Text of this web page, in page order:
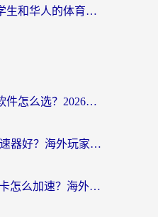
海外如何看中超？留学生和华人的体育赛事观看终极指南（附欧洲杯奥运会观看技巧）
国外玩第九大陆加速软件怎么选？2026终极指南帮你告别延迟卡顿
国外玩BanG用什么加速器好？海外玩家亲测的国服游戏加速终极方案
哈利波特·魔法觉醒太卡怎么加速？海外党亲测有效的国服游戏加速指南